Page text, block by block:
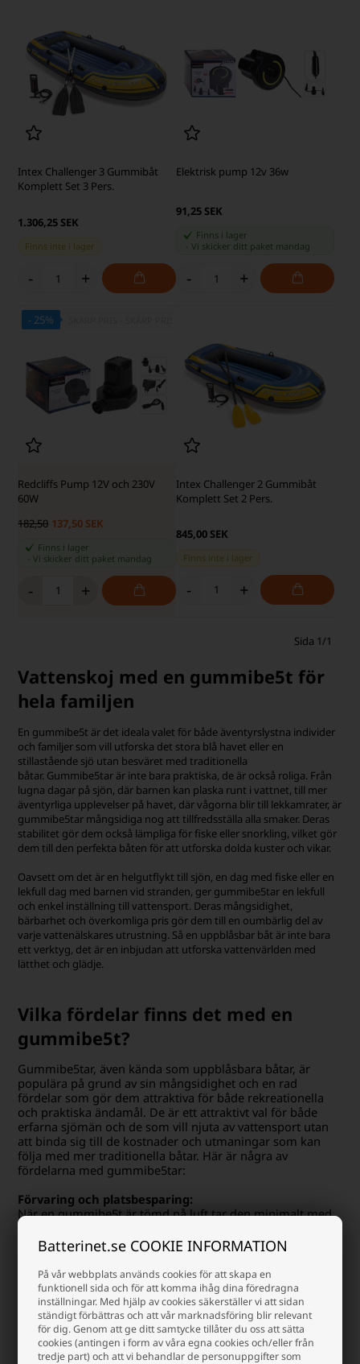
Batterinet.se COOKIE INFORMATION
På vår webbplats används cookies för att skapa en
funktionell sida och för att komma ihåg dina föredragna
inställningar. Med hjälp av cookies säkerställer vi att sidan
ständigt förbättras och att vår marknadsföring blir relevant
för dig. Genom att ge ditt samtycke tillåter du oss att sätta
cookies (antingen i form av våra egna cookies och/eller från
tredje part) och att vi behandlar de personuppgifter som
Intex Challenger 3 Gummibåt
Komplett Set 3 Pers.
1.306,25 SEK
Finns inte i lager
- +
Elektrisk pump 12v 36w
91,25 SEK
Finns i lager
Vi skicker ditt paket mandag
- +
- 25%
Redcliffs Pump 12V och 230V
60W
182,50 137,50 SEK
Finns i lager
-Vi skicker ditt paket mandag
- +
Intex Challenger 2 Gummibåt
Komplett Set 2 Pers.
845,00 SEK
Finns inte i lager
- +
Sida 1/1
Vattenskoj med en gummibe5t för
hela familjen
En gummibe5t är det ideala valet för både äventyrslystna individer
och familjer som vill utforska det stora blå havet eller en
stillastående sjö utan besväret med traditionella
båtar. Gummibe5tar är inte bara praktiska, de är också roliga. Från
lugna dagar på sjön, där barnen kan plaska runt i vattnet, till mer
äventyrliga upplevelser på havet, där vågorna blir till lekkamrater, är
gummibe5tar mångsidiga nog att tillfredsställa alla smaker. Deras
stabilitet gör dem också lämpliga för fiske eller snorkling, vilket gör
dem till den perfekta båten för att utforska dolda kuster och vikar.
Oavsett om det är en helgutflykt till sjön, en dag med fiske eller en
lekfull dag med barnen vid stranden, ger gummibe5tar en lekfull
och enkel inställning till vattensport. Deras mångsidighet,
bärbarhet och överkomliga pris gör dem till en oumbärlig del av
varje vattenälskares utrustning. Så en uppblåsbar båt är inte bara
ett verktyg, det är en inbjudan att utforska vattenvärlden med
lätthet och glädje.
Vilka fördelar finns det med en
gummibe5t?
Gummibe5tar, även kända som uppblåsbara båtar, är
populära på grund av sin mångsidighet och en rad
fördelar som gör dem attraktiva för både rekreationella
och praktiska ändamål. De är ett attraktivt val för både
erfarna sjömän och de som vill njuta av vattensport utan
att binda sig till de kostnader och utmaningar som kan
följa med mer traditionella båtar. Här är några av
fördelarna med gummibe5tar:
Förvaring och platsbesparing:
När en gummibe5t är tömd på luft tar den minimalt med
plats. Detta är praktiskt, särskilt för dem med begränsat
förvaringsutrymme. Gummibe5tar kan förvaras i skåp,
bilar eller till och med på båten utan att ta mycket plats.
Användarvänlighet:
Uppblåsbara gummibe5tar är lätta att blåsa upp. De
kräver inga specialverktyg eller expertis. De flesta
modeller levereras med en användarvänlig pump som gör
processen snabb och enkel.